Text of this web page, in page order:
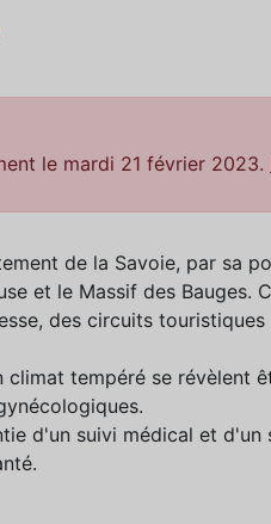
le mardi 21 février 2023.
de la Savoie, par sa
et le Massif des Bauges.
des circuits
tempéré se révèlent
d'un suivi médical et